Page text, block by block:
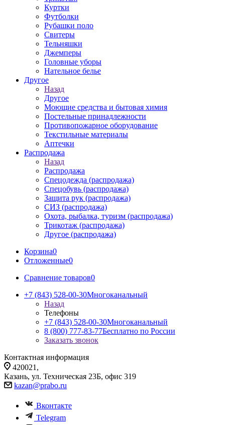
Куртки
Футболки
Рубашки поло
Свитеры
Тельняшки
Джемперы
Головные уборы
Нательное белье
Другое
Назад
Другое
Моющие средства и бытовая химия
Постельные принадлежности
Противопожарное оборудование
Текстильные материалы
Аптечки
Распродажа
Назад
Распродажа
Спецодежда (распродажа)
Спецобувь (распродажа)
Защита рук (распродажа)
СИЗ (распродажа)
Охота, рыбалка, туризм (распродажа)
Трикотаж (распродажа)
Другое (распродажа)
Корзина0
Отложенные0
Сравнение товаров0
+7 (843) 528-00-30Многоканальный
Назад
Телефоны
+7 (843) 528-00-30Многоканальный
8 (800) 777-83-77Бесплатно по России
Заказать звонок
Контактная информация
420021,
Казань, ул. Техническая 23Б, офис 319
kazan@prabo.ru
Вконтакте
Telegram